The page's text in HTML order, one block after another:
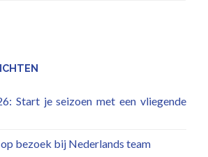
Start je seizoen met een vliegende
bezoek bij Nederlands team